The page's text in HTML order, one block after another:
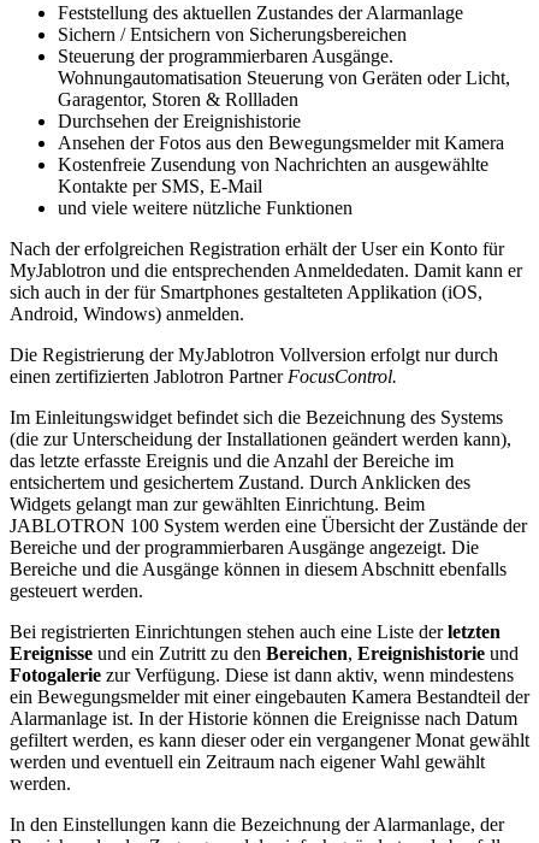
Feststellung des aktuellen Zustandes der Alarmanlage
Sichern / Entsichern von Sicherungsbereichen
Steuerung der programmierbaren Ausgänge.
Wohnungautomatisation Steuerung von Geräten oder Licht,
Garagentor, Storen & Rollladen
Durchsehen der Ereignishistorie
Ansehen der Fotos aus den Bewegungsmelder mit Kamera
Kostenfreie Zusendung von Nachrichten an ausgewählte
Kontakte per SMS, E-Mail
und viele weitere nützliche Funktionen
Nach der erfolgreichen Registration erhält der User ein Konto für
MyJablotron und die entsprechenden Anmeldedaten. Damit kann er
sich auch in der für Smartphones gestalteten Applikation (iOS,
Android, Windows) anmelden.
Die Registrierung der MyJablotron Vollversion erfolgt nur durch
einen zertifizierten Jablotron Partner FocusControl.
Im Einleitungswidget befindet sich die Bezeichnung des Systems
(die zur Unterscheidung der Installationen geändert werden kann),
das letzte erfasste Ereignis und die Anzahl der Bereiche im
entsichertem und gesichertem Zustand. Durch Anklicken des
Widgets gelangt man zur gewählten Einrichtung. Beim
JABLOTRON 100 System werden eine Übersicht der Zustände der
Bereiche und der programmierbaren Ausgänge angezeigt. Die
Bereiche und die Ausgänge können in diesem Abschnitt ebenfalls
gesteuert werden.
Bei registrierten Einrichtungen stehen auch eine Liste derletzten
Ereignisse und ein Zutritt zu den Bereichen, Ereignishistorie und
Fotogalerie zur Verfügung. Diese ist dann aktiv, wenn mindestens
ein Bewegungsmelder mit einer eingebauten Kamera Bestandteil der
Alarmanlage ist. In der Historie können die Ereignisse nach Datum
gefiltert werden, es kann dieser oder ein vergangener Monat gewählt
werden und eventuell ein Zeitraum nach eigener Wahl gewählt
werden.
In den Einstellungen kann die Bezeichnung der Alarmanlage, der